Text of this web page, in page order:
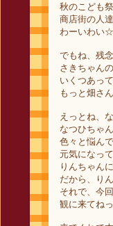
秋のこども
商店街の人
わーいわい☆
でもね、残
さきちゃん
いくつあっ
もっと畑さ
えっとね、
なつひちゃ
色々と悩ん
元気になっ
りんちゃん
だから、り
それで、今
観に来てね